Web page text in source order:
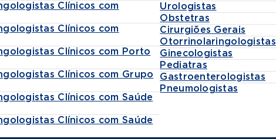
Clínicos com
Clínicos com
Clínicos com Porto
Clínicos com Grupo
Clínicos com Saúde
Clínicos com Saúde
Urologistas
Obstetras
Cirurgiões Gerais
Otorrinolaringologistas
Ginecologistas
Pediatras
Gastroenterologistas
Pneumologistas